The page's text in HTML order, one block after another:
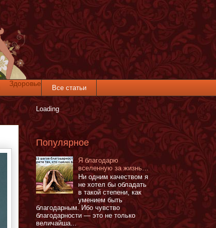
Здоровье
Все статьи
Loading
Популярное
Я благодарю
вселенную за жизнь…
Ни одним качеством я
не хотел бы обладать
в такой степени, как
умением быть
благодарным. Ибо чувство
благодарности — это не только
величайша...